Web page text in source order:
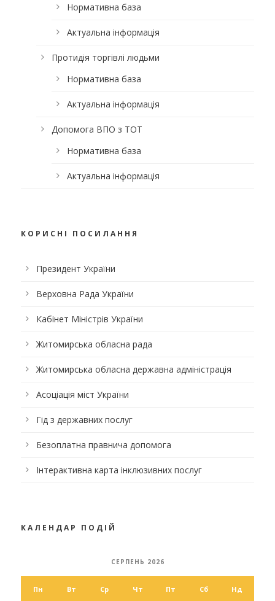
Нормативна база
Актуальна інформація
Протидія торгівлі людьми
Нормативна база
Актуальна інформація
Допомога ВПО з ТОТ
Нормативна база
Актуальна інформація
КОРИСНІ ПОСИЛАННЯ
Президент України
Верховна Рада України
Кабінет Міністрів України
Житомирська обласна рада
Житомирська обласна державна адміністрація
Асоціація міст України
Гід з державних послуг
Безоплатна правнича допомога
Інтерактивна карта інклюзивних послуг
КАЛЕНДАР ПОДІЙ
СЕРПЕНЬ 2026
Пн Вт Ср Чт Пт Сб Нд